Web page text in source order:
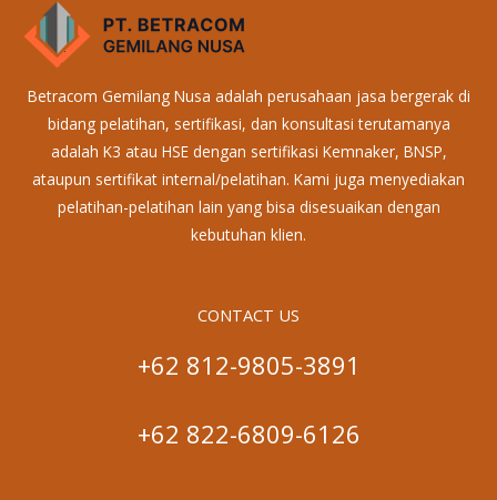
Betracom Gemilang Nusa adalah perusahaan jasa bergerak di
bidang pelatihan, sertifikasi, dan konsultasi terutamanya
adalah K3 atau HSE dengan sertifikasi Kemnaker, BNSP,
ataupun sertifikat internal/pelatihan. Kami juga menyediakan
pelatihan-pelatihan lain yang bisa disesuaikan dengan
kebutuhan klien.
CONTACT US
+62 812-9805-3891
+62 822-6809-6126